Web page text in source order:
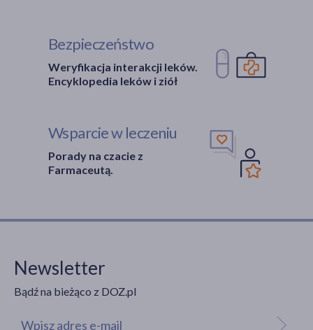
Bezpieczeństwo
Weryfikacja interakcji leków.
Encyklopedia leków i ziół
Wsparcie w leczeniu
Porady na czacie z
Farmaceutą.
Newsletter
Bądź na bieżąco z DOZ.pl